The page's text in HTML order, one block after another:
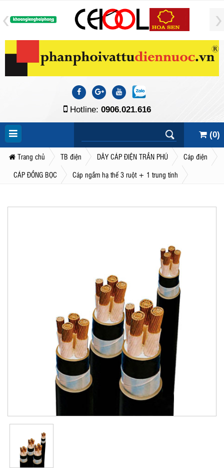
Hotline: 0906.021.616
(0)
Trang chủ TB điện DÂY CÁP ĐIỆN TRẦN PHÚ
Cáp điện
CÁP ĐỒNG BỌC
Cáp ngầm hạ thế 3 ruột + 1 trung tính